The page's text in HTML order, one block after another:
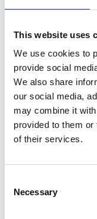
This website uses
We use cookies to
provide social
We also share
our social media,
may combine it
provided to them
of their services.
Selection
Necessary
Leveringstid er 5-6
Model/varenr.:
64,00 DKK